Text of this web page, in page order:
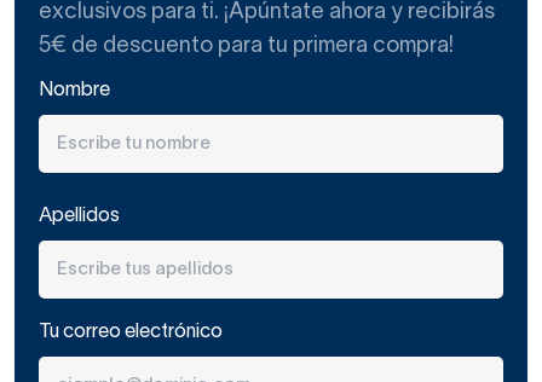
exclusivos para ti. ¡Apúntate ahora y recibirás
5€ de descuento para tu primera compra!
Nombre
Apellidos
Tu correo electrónico